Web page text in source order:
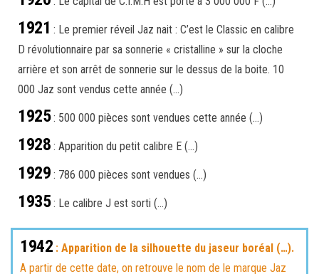
1921 : Le premier réveil Jaz nait : C’est le Classic en calibre
D révolutionnaire par sa sonnerie « cristalline » sur la cloche
arrière et son arrêt de sonnerie sur le dessus de la boite. 10
000 Jaz sont vendus cette année (…)
1925: 500 000 pièces sont vendues cette année (…)
1928 : Apparition du petit calibre E (…)
1929 : 786 000 pièces sont vendues (…)
1935: Le calibre J est sorti (…)
1942 : Apparition de la silhouette du jaseur boréal (…).
A partir de cette date, on retrouve le nom de le marque Jaz